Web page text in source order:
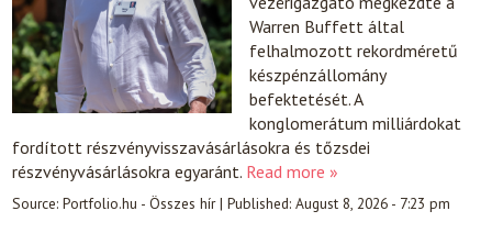
Warren Buffett által
felhalmozott rekordméretű
készpénzállomány
befektetését. A
konglomerátum milliárdokat
fordított részvényvisszavásárlásokra és tőzsdei
részvényvásárlásokra egyaránt. Read more »
Source:Portfolio.hu - Összes hír|Published:August 8, 2026 - 7:23 pm